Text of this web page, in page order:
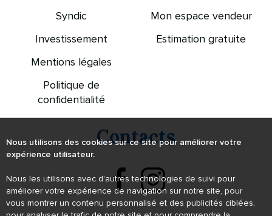
Syndic
Investissement
Mentions légales
Politique de
confidentialité
Mon espace vendeur
Estimation gratuite
Contacts
Nous utilisons des cookies sur ce site pour améliorer votre
expérience utilisateur.
Nous les utilisons avec d'autres technologies de suivi pour
améliorer votre expérience de navigation sur notre site, pour
vous montrer un contenu personnalisé et des publicités ciblées,